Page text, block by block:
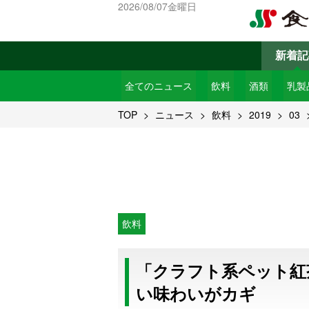
2026/08/07金曜日
新着
全てのニュース 飲料 酒類 乳製
TOP ニュース 飲料 2019 03
飲料
「クラフト系ペット
い味わいがカギ